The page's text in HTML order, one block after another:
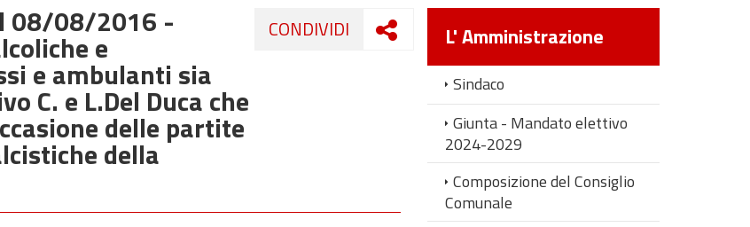
CONDIVIDI
08/08/2016 -
e
e ambulanti sia
C. e L.Del Duca che
delle partite
della
L' Amministrazione
Sindaco
Giunta - Mandato elettivo
2024-2029
Composizione del Consiglio
Comunale